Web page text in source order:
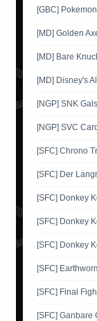
[GBC]
[MD] Golden
[MD] Bare
[MD] Disney's
[NGP] SNK
[NGP] SVC
[SFC] Chrono
[SFC] Der
[SFC] Donkey
[SFC] Donkey
[SFC] Donkey
[SFC]
[SFC] Final
[SFC] Ganbare